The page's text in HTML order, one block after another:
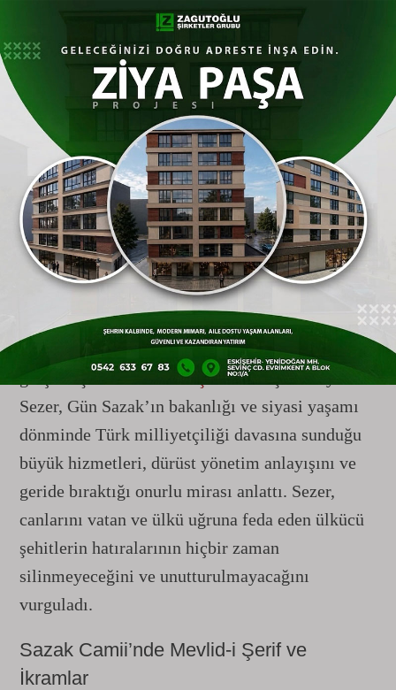
Ayhan Sezer, MHP eski milletvekili Metin
Nurullah Sazak, Eskişehir
Ülkü Ocakları Başkanı
Gökhan Aker, MHP ilçe başkanları, parti
yöneticileri, Ülkü Ocakları mensupları ve çok
sayıda vatandaş saf tuttu.
Kabri Başında Kur'an-ı Kerim Tilaveti
Anma programının ilk durağı, merhum Gün
Sazak’ın Sazak Mahallesi’nde bulunan aile
kabristanlığı oldu. Din görevlileri tarafından
okunan Kur’an-ı Kerim tilavetiyle başlayan
törende, tüm şehitlerin ruhuna dualar gönderildi.
Kabir başındaki merasimin ardından bir konuşma
gerçekleştiren MHP
Eskişehirİl Başkanı Ayhan
Sezer, Gün Sazak’ın bakanlığı ve siyasi yaşamı
dönminde Türk milliyetçiliği davasına sunduğu
büyük hizmetleri, dürüst yönetim anlayışını ve
geride bıraktığı onurlu mirası anlattı. Sezer,
canlarını vatan ve ülkü uğruna feda eden ülkücü
şehitlerin hatıralarının hiçbir zaman
silinmeyeceğini ve unutturulmayacağını
vurguladı.
Sazak Camii’nde Mevlid-i Şerif ve
İkramlar